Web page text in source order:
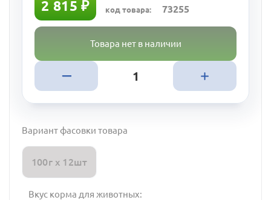
2 815 ₽ код товара: 73255
Товара нет в наличии
Вариант фасовки товара
100г х 12шт
Вкус корма для животных: